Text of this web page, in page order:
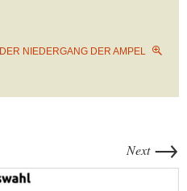
DER NIEDERGANG DER AMPEL
Next →